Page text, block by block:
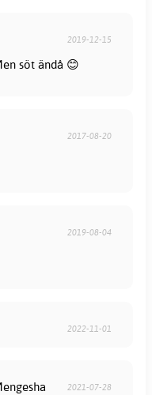
2019-12-15
söt ändå 😊
2017-08-20
2019-08-04
2022-11-01
2021-07-28